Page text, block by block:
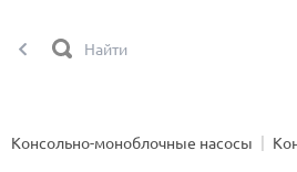
Консольно-моноблочные насосы